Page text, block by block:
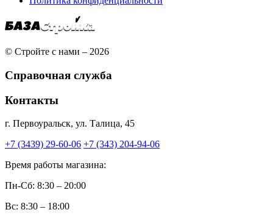
© Стройте с нами – 2026
Справочная служба
Контакты
г. Первоуральск, ул. Талица, 45
+7 (3439) 29-60-06 +7 (343) 204-94-06
Время работы магазина:
Пн-Сб: 8:30 – 20:00
Вс: 8:30 – 18:00